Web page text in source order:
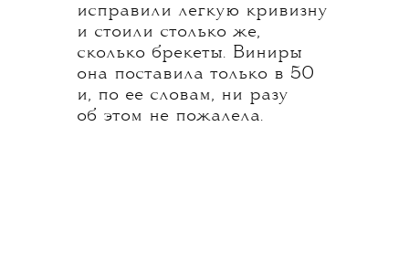
исправили легкую кривизну
и стоили столько же,
сколько брекеты. Виниры
она поставила только в 50
и, по ее словам, ни разу
об этом не пожалела.